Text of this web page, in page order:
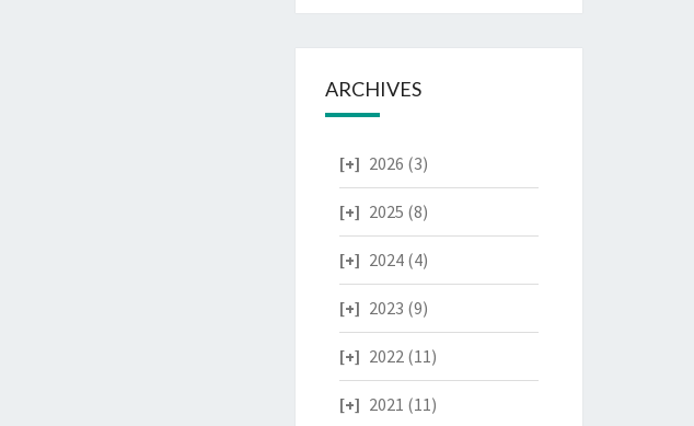
ARCHIVES
2026 (3)
2025 (8)
2024(4)
2023 (9)
2022 (11)
2021 (11)